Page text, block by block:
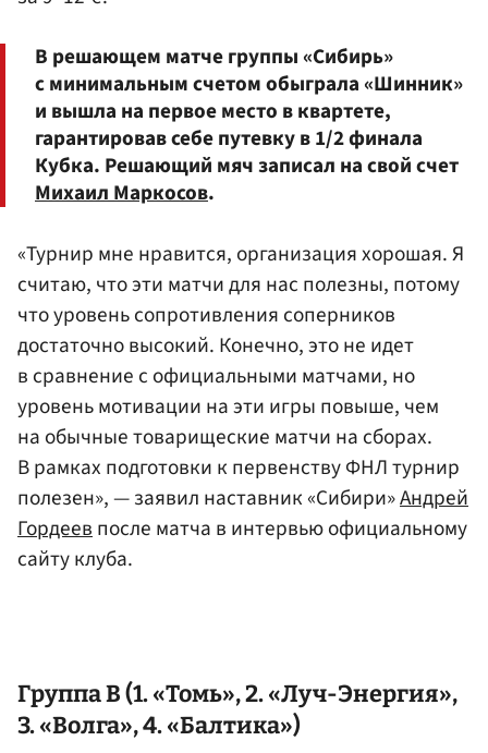
В решающем матче группы «Сибирь»
с минимальным счетом обыграла «Шинник»
и вышла на первое место в квартете,
гарантировав себе путевку в 1/2 финала
Кубка. Решающий мяч записал на свой счет
Михаил Маркосов.
«Турнир мне нравится, организация хорошая. Я
считаю, что эти матчи для нас полезны, потому
что уровень сопротивления соперников
достаточно высокий. Конечно, это не идет
в сравнение с официальными матчами, но
уровень мотивации на эти игры повыше, чем
на обычные товарищеские матчи на сборах.
В рамках подготовки к первенству ФНЛ турнир
полезен», — заявил наставник «Сибири»Андрей
Гордеевпосле матча в интервью официальному
сайту клуба.
Группа B (1. «Томь», 2. «Луч-Энергия»,
3. «Волга», 4. «Балтика»)